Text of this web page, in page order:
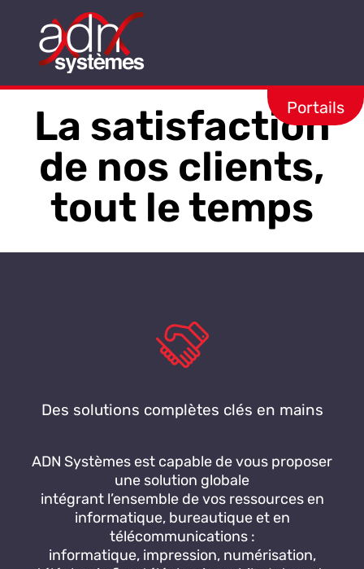
contenu
Portails
La satisfaction
de nos clients,
tout le temps
Des solutions complètes clés en mains
ADN Systèmes est capable de vous proposer
une solution globale
intégrant l’ensemble de vos ressources en
informatique, bureautique et en
télécommunications :
informatique, impression, numérisation,